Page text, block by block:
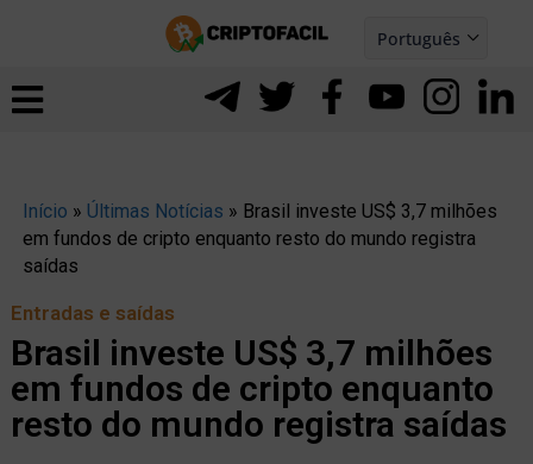
Português
Español
Início » Últimas Notícias » Brasil investe US$ 3,7 milhões
em fundos de cripto enquanto resto do mundo registra
saídas
Entradas e saídas
Brasil investe US$ 3,7 milhões
em fundos de cripto enquanto
resto do mundo registra saídas